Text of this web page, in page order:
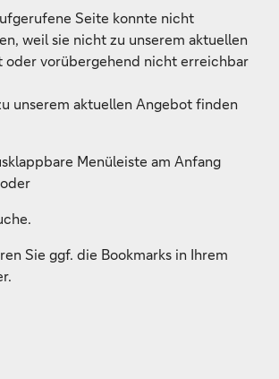
Seite konnte nicht
weil sie nicht zu unserem aktuellen
oder vorübergehend nicht erreichbar
unserem aktuellen Angebot finden
Menüleiste am Anfang
Sie ggf. die Bookmarks in Ihrem